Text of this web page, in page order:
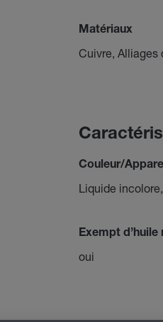
Matériaux
Cuivre, Alliages
Couleur/
Liquide
Exempt d’huile
oui